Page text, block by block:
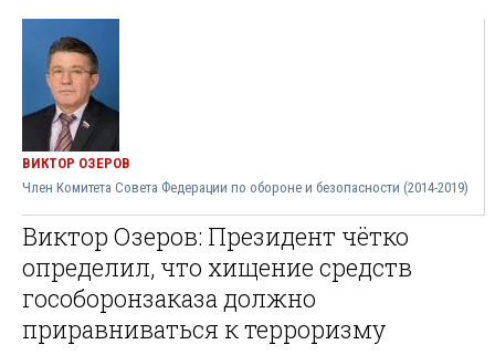
ВИКТОР ОЗЕРОВ
Член Комитета Совета Федерации по обороне и безопасности (2014-2019)
Виктор Озеров: Президент чётко
определил, что хищение средств
гособоронзаказа должно
приравниваться к терроризму